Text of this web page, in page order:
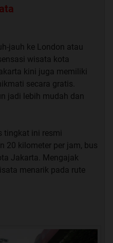
jauh ke London atau
wisata kota
kini juga memiliki
secara gratis.
jadi lebih mudah dan
tingkat ini resmi
20 kilometer per jam, bus
Jakarta. Mengajak
menarik pada rute